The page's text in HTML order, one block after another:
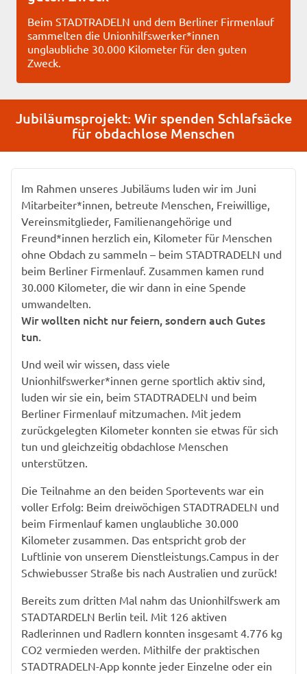
Beim STADTRADELN und dem Berliner Firmenlauf
sammelten die Unionhilfswerker*innen
unglaubliche 30.000 Kilometer für den guten
Zweck.
Jubiläumsprojekt: Wir spenden Schlafsäcke
für obdachlose Menschen
Im Rahmen unseres Jubiläums luden wir im Juni
Mitarbeiter*innen, betreute Menschen, Freiwillige,
Vereinsmitglieder, Familienangehörige und
Freund*innen herzlich ein, Kilometer für Menschen
ohne Obdach zu sammeln – beim STADTRADELN und
beim Berliner Firmenlauf. Zusammen kamen rund
30.000 Kilometer, die wir dann in eine Spende
umwandelten.
Wir wollten nicht nur feiern, sondern auch Gutes
tun.
Und weil wir wissen, dass viele
Unionhilfswerker*innen gerne sportlich aktiv sind,
luden wir sie ein, beim STADTRADELN und beim
Berliner Firmenlauf mitzumachen. Mit jedem
zurückgelegten Kilometer konnten sie etwas für sich
tun und gleichzeitig obdachlose Menschen
unterstützen.
Die Teilnahme an den beiden Sportevents war ein
voller Erfolg: Beim dreiwöchigen STADTRADELN und
beim Firmenlauf kamen unglaubliche 30.000
Kilometer zusammen. Das entspricht grob der
Luftlinie von unserem Dienstleistungs.Campus in der
Schwiebusser Straße bis nach Australien und zurück!
Bereits zum dritten Mal nahm das Unionhilfswerk am
STADTARDELN Berlin teil. Mit 126 aktiven
Radlerinnen und Radlern konnten insgesamt 4.776 kg
CO2 vermieden werden. Mithilfe der praktischen
STADTRADELN-App konnte jeder Einzelne oder ein